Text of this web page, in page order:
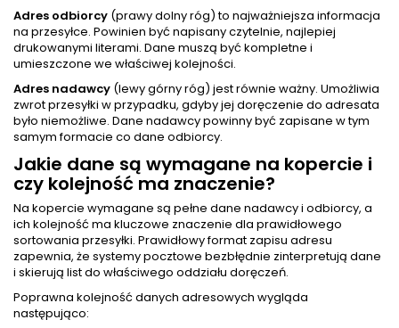
Adres odbiorcy (prawy dolny róg) to najważniejsza informacja
na przesyłce. Powinien być napisany czytelnie, najlepiej
drukowanymi literami. Dane muszą być kompletne i
umieszczone we właściwej kolejności.
Adres nadawcy (lewy górny róg) jest równie ważny. Umożliwia
zwrot przesyłki w przypadku, gdyby jej doręczenie do adresata
było niemożliwe. Dane nadawcy powinny być zapisane w tym
samym formacie co dane odbiorcy.
Jakie dane są wymagane na kopercie i
czy kolejność ma znaczenie?
Na kopercie wymagane są pełne dane nadawcy i odbiorcy, a
ich kolejność ma kluczowe znaczenie dla prawidłowego
sortowania przesyłki. Prawidłowy format zapisu adresu
zapewnia, że systemy pocztowe bezbłędnie zinterpretują dane
i skierują list do właściwego oddziału doręczeń.
Poprawna kolejność danych adresowych wygląda
następująco: